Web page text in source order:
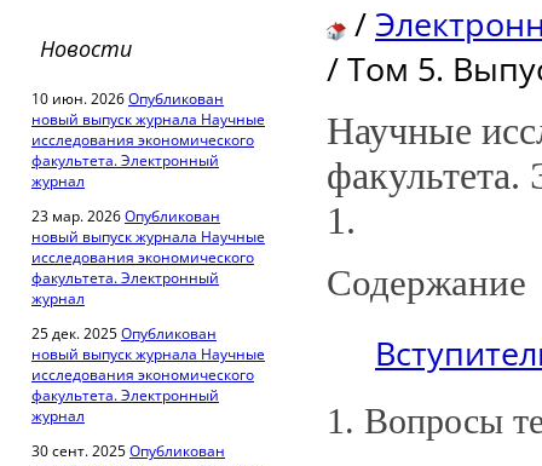
Новости
10 июн. 2026Опубликован
новый выпуск журнала Научные
исследования экономического
факультета. Электронный
журнал
23 мар. 2026Опубликован
новый выпуск журнала Научные
исследования экономического
факультета. Электронный
журнал
25 дек. 2025Опубликован
новый выпуск журнала Научные
исследования экономического
факультета. Электронный
журнал
30 сент. 2025Опубликован
/
/Том 5.
Научные
1.
Содержание
1. Вопросы